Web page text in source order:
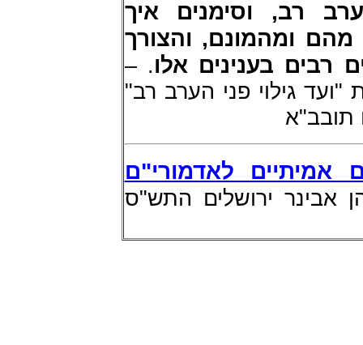
רב, וסימנים איך
מהם ומהמונם, והצורך
רבים בענינים אלו. –
"ועד גילוי פני הערב רב"
תובב"א
אמיתיים לאדמורי"ם
אבינר ירושלים התש"ס